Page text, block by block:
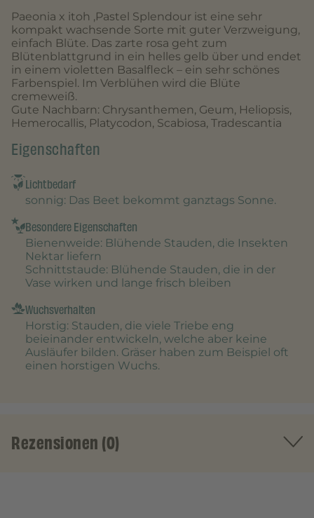
Paeonia x itoh ‚Pastel Splendour ist eine sehr
kompakt wachsende Sorte mit guter Verzweigung,
einfach Blüte. Das zarte rosa geht zum
Blütenblattgrund in ein helles gelb über und endet
in einem violetten Basalfleck – ein sehr schönes
Farbenspiel. Im Verblühen wird die Blüte
cremeweiß.
Gute Nachbarn: Chrysanthemen, Geum, Heliopsis,
Hemerocallis, Platycodon, Scabiosa, Tradescantia
Eigenschaften
Lichtbedarf
sonnig: Das Beet bekommt ganztags Sonne.
Besondere Eigenschaften
Bienenweide: Blühende Stauden, die Insekten
Nektar liefern
Schnittstaude: Blühende Stauden, die in der
Vase wirken und lange frisch bleiben
Wuchsverhalten
Horstig: Stauden, die viele Triebe eng
beieinander entwickeln, welche aber keine
Ausläufer bilden. Gräser haben zum Beispiel oft
einen horstigen Wuchs.
Rezensionen (0)